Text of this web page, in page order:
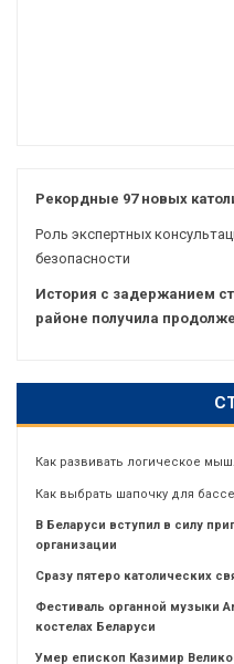
Рекордные 97 новых
Роль экспертных
безопасности
История с задержанием
районе получила
Как развивать логическое
Как выбрать шапочку для
В Беларуси вступил в силу
организации
Сразу пятеро католических
Фестиваль органной музыки
костелах Беларуси
Умер епископ Казимир